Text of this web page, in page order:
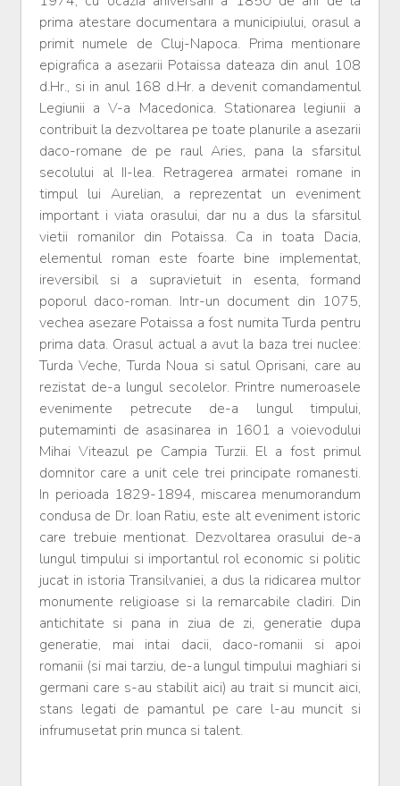
prima atestare documentara a municipiului, orasul a
primit numele de Cluj-Napoca. Prima mentionare
epigrafica a asezarii Potaissa dateaza din anul 108
d.Hr., si in anul 168 d.Hr. a devenit comandamentul
Legiunii a V-a Macedonica. Stationarea legiunii a
contribuit la dezvoltarea pe toate planurile a asezarii
daco-romane de pe raul Aries, pana la sfarsitul
secolului al II-lea. Retragerea armatei romane in
timpul lui Aurelian, a reprezentat un eveniment
important i viata orasului, dar nu a dus la sfarsitul
vietii romanilor din Potaissa. Ca in toata Dacia,
elementul roman este foarte bine implementat,
ireversibil si a supravietuit in esenta, formand
poporul daco-roman. Intr-un document din 1075,
vechea asezare Potaissa a fost numita Turda pentru
prima data. Orasul actual a avut la baza trei nuclee:
Turda Veche, Turda Noua si satul Oprisani, care au
rezistat de-a lungul secolelor. Printre numeroasele
evenimente petrecute de-a lungul timpului,
putemaminti de asasinarea in 1601 a voievodului
Mihai Viteazul pe Campia Turzii. El a fost primul
domnitor care a unit cele trei principate romanesti.
In perioada 1829-1894, miscarea menumorandum
condusa de Dr. Ioan Ratiu, este alt eveniment istoric
care trebuie mentionat. Dezvoltarea orasului de-a
lungul timpului si importantul rol economic si politic
jucat in istoria Transilvaniei, a dus la ridicarea multor
monumente religioase si la remarcabile cladiri. Din
antichitate si pana in ziua de zi, generatie dupa
generatie, mai intai dacii, daco-romanii si apoi
romanii (si mai tarziu, de-a lungul timpului maghiari si
germani care s-au stabilit aici) au trait si muncit aici,
stans legati de pamantul pe care l-au muncit si
infrumusetat prin munca si talent.